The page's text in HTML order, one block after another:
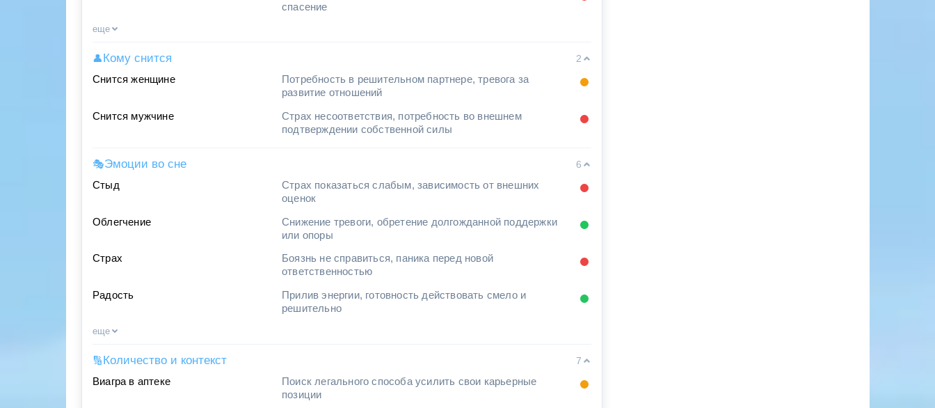
спасение
еще
👤Кому снится
2
Снится женщине
Потребность в решительном партнере, тревога за
развитие отношений
Снится мужчине
Страх несоответствия, потребность во внешнем
подтверждении собственной силы
🎭Эмоции во сне
6
Стыд
Страх показаться слабым, зависимость от внешних
оценок
Облегчение
Снижение тревоги, обретение долгожданной поддержки
или опоры
Страх
Боязнь не справиться, паника перед новой
ответственностью
Радость
Прилив энергии, готовность действовать смело и
решительно
еще
🔢Количество и контекст
7
Виагра в аптеке
Поиск легального способа усилить свои карьерные
позиции